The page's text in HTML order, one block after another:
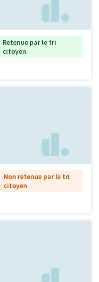
Retenue par le tri
citoyen
Non retenue par le tri
citoyen